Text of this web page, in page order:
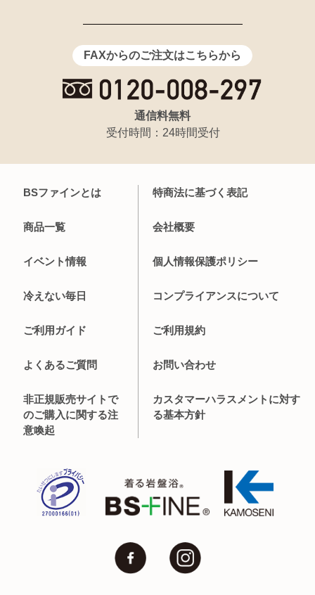
FAXからのご注文はこちらから
通信料無料
受付時間：24時間受付
BSファインとは
商品一覧
イベント情報
冷えない毎日
ご利用ガイド
よくあるご質問
非正規販売サイトで
のご購入に関する注
意喚起
特商法に基づく表記
会社概要
個人情報保護ポリシー
コンプライアンスについて
ご利用規約
お問い合わせ
カスタマーハラスメントに対す
る基本方針